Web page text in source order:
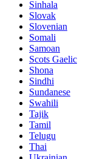
Sinhala
Slovak
Slovenian
Somali
Samoan
Scots Gaelic
Shona
Sindhi
Sundanese
Swahili
Tajik
Tamil
Telugu
Thai